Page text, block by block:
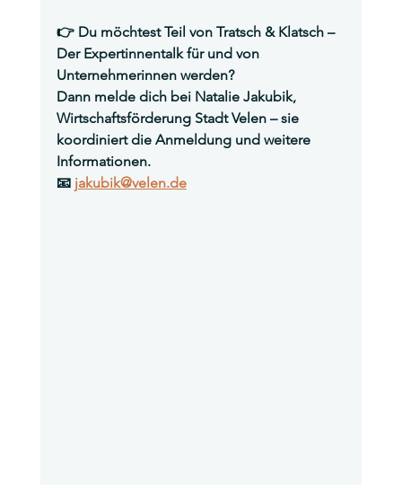
👉 Du möchtest Teil von Tratsch & Klatsch –
Der Expertinnentalk für und von
Unternehmerinnen werden?
Dann melde dich bei Natalie Jakubik,
Wirtschaftsförderung Stadt Velen – sie
koordiniert die Anmeldung und weitere
Informationen.
📧 jakubik@velen.de